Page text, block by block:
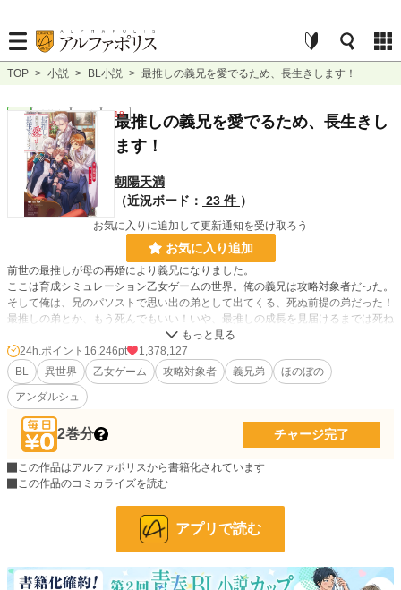
TOP > 小説 > BL小説 > 最推しの義兄を愛でるため、長生きします！
BL 連載中 長編 R18
最推しの義兄を愛でるため、長生きし
ます！
朝陽天満
（近況ボード： 23 件 ）
お気に入りに追加して更新通知を受け取ろう
お気に入り追加
前世の最推しが母の再婚により義兄になりました。
ここは育成シミュレーション乙女ゲームの世界。俺の義兄は攻略対象者だった。
そして俺は、兄のパソストで思い出の弟として出てくる、死ぬ前提の弟だった！
最推しの弟とか、もう死んでもいい！いや、最推しの成長を見届けるまでは死ね
ない！俺、生きる！死亡フラグなんて叩き壊して今日も最推しを愛でるのだ！
乙女ゲームに転生してしまった死亡フラグだらけの弟奮闘記。
濡れ場は最後の方にしか出てこない気がします。
※2022年11月書籍化しました( *´艸｀)
よろしくお願いします
ただいま感想返信停止中です。申し訳ありません。でも皆様の感想はとても楽し
く嬉しく拝読しております！ありがとうございます！
70 位 / 228,955 件
BL 5 位 / 31,454 件
24h.ポイント 16,246pt
1,378,127
BL
異世界 乙女ゲーム 攻略対象者 義兄弟
ほのぼの
アンダルシュ
2巻分 チャージ完了
この作品はアルファポリスから書籍化されています
この作品のコミカライズを読む
アプリで読む